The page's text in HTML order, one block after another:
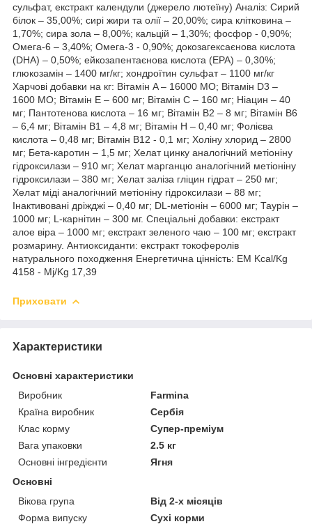
сульфат, екстракт календули (джерело лютеїну) Аналіз: Cирий
білок – 35,00%; сирі жири та олії – 20,00%; сира клітковина –
1,70%; сира зола – 8,00%; кальцій – 1,30%; фосфор - 0,90%;
Омега-6 – 3,40%; Омега-3 - 0,90%; докозагексаєнова кислота
(DHA) – 0,50%; ейкозапентаєнова кислота (EPA) – 0,30%;
глюкозамін – 1400 мг/кг; хондроїтин сульфат – 1100 мг/кг
Харчові добавки на кг: Вітамін A – 16000 МО; Вітамін D3 –
1600 МО; Вітамін Е – 600 мг; Вітамін С – 160 мг; Ніацин – 40
мг; Пантотенова кислота – 16 мг; Вітамін В2 – 8 мг; Вітамін B6
– 6,4 мг; Вітамін В1 – 4,8 мг; Вітамін H – 0,40 мг; Фолієва
кислота – 0,48 мг; Вітамін В12 - 0,1 мг; Холіну хлорид – 2800
мг; Бета-каротин – 1,5 мг; Хелат цинку аналогічний метіоніну
гідроксилази – 910 мг; Хелат марганцю аналогічний метіоніну
гідроксилази – 380 мг; Хелат заліза гліцин гідрат – 250 мг;
Хелат міді аналогічний метіоніну гідроксилази – 88 мг;
Інактивовані дріжджі – 0,40 мг; DL-метіонін – 6000 мг; Таурін –
1000 мг; L-карнітин – 300 мг. Спеціальні добавки: екстракт
алое віра – 1000 мг; екстракт зеленого чаю – 100 мг; екстракт
розмарину. Антиоксиданти: екстракт токоферолів
натурального походження Енергетична цінність: EM Kcal/Kg
4158 - Mj/Kg 17,39
Приховати
Характеристики
Основні характеристики
Виробник
Farmina
Країна виробник
Сербія
Клас корму
Супер-преміум
Вага упаковки
2.5 кг
Основні інгредієнти
Ягня
Основні
Вікова група
Від 2-х місяців
Форма випуску
Сухі корми